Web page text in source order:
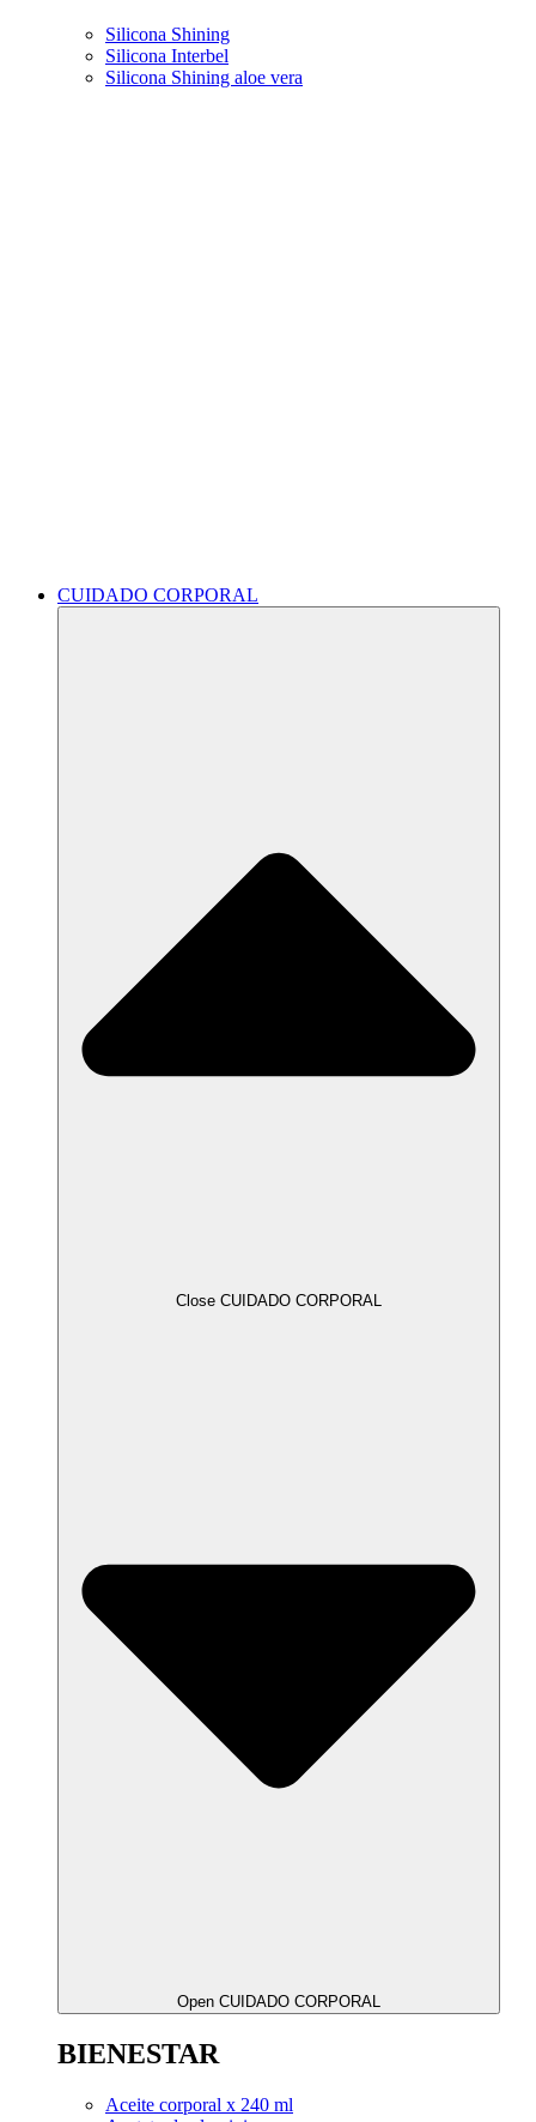
Silicona Shining
Silicona Interbel
Silicona Shining aloe vera
CUIDADO CORPORAL
Close CUIDADO CORPORAL
Open CUIDADO CORPORAL
BIENESTAR
Aceite corporal x 240 ml